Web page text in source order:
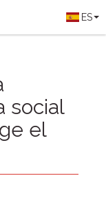
ES
social
el